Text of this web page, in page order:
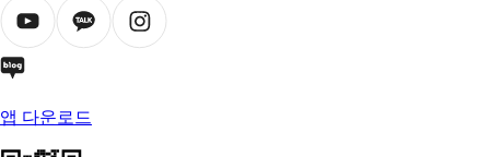
앱 다운로드